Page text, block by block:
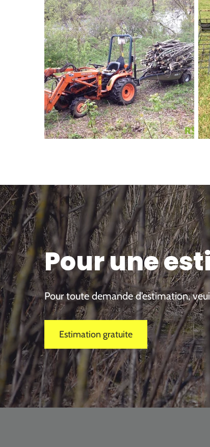
Pour une
Pour toute demande d’estimation,
Estimation gratuite